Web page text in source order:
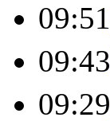
09:51
09:43
09:29